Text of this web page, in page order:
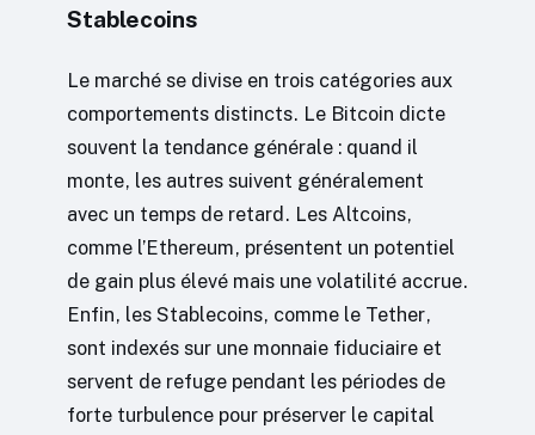
Stablecoins
Le marché se divise en trois catégories aux
comportements distincts. Le Bitcoin dicte
souvent la tendance générale : quand il
monte, les autres suivent généralement
avec un temps de retard. Les Altcoins,
comme l’Ethereum, présentent un potentiel
de gain plus élevé mais une volatilité accrue.
Enfin, les Stablecoins, comme le Tether,
sont indexés sur une monnaie fiduciaire et
servent de refuge pendant les périodes de
forte turbulence pour préserver le capital